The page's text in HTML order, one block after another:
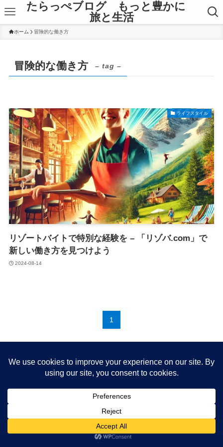
たらっぺブログ もっと豊かに
旅と生活
ホーム 冒険的な働き方
冒険的な働き方 – tag –
ライフスタイル
リゾートバイトで特別な経験を – 「リゾバ.com」で
新しい働き方を見つけよう
2024-08-14
1
プライバシーポリシー
©たらっぺブログ もっと豊かに 旅と生活.